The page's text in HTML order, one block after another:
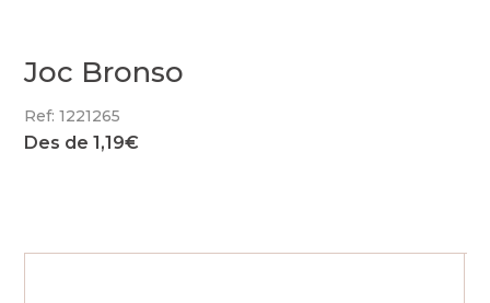
Joc Bronso
Ref: 1221265
Des de 1,19€